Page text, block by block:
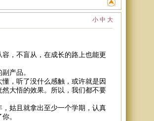
小 中 大
，不盲从，在成长的路上也能更
产品。
，听了没什么感触，或许就是因
大悟的效果。所以，我们都不要
姑且就拿出至少一个学期，认真
。